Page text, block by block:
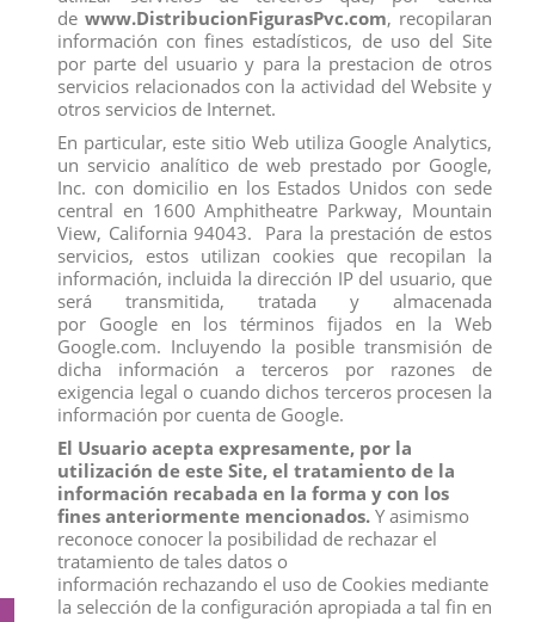
Los clientes que adquirieron este producto también
compraron:
FIGURA WOODY
View
FIGURA CALAMARDO
View
de www.DistribucionFigurasPvc.com, recopilaran
información con fines estadísticos, de uso del Site
por parte del usuario y para la prestacion de otros
servicios relacionados con la actividad del Website y
otros servicios de Internet.
En particular, este sitio Web utiliza Google Analytics,
un servicio analítico de web prestado por Google,
Inc. con domicilio en los Estados Unidos con sede
central en 1600 Amphitheatre Parkway, Mountain
View, California 94043. Para la prestación de estos
servicios, estos utilizan cookies que recopilan la
información, incluida la dirección IP del usuario, que
será transmitida, tratada y almacenada
por Google en los términos fijados en la Web
Google.com. Incluyendo la posible transmisión de
dicha información a terceros por razones de
exigencia legal o cuando dichos terceros procesen la
información por cuenta de Google.
El Usuario acepta expresamente, por la
utilización de este Site, el tratamiento de la
información recabada en la forma y con los
fines anteriormente mencionados. Y asimismo
reconoce conocer la posibilidad de rechazar el
tratamiento de tales datos o
información rechazando el uso de Cookies mediante
la selección de la configuración apropiada a tal fin en